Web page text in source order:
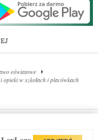
oświatowe
opieki w szkołach i placówkach